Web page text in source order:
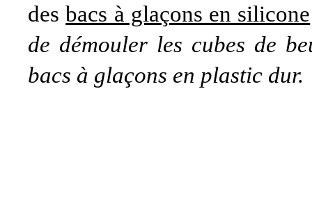
desbacs à glaçons en silicone
de démouler les cubes de
bacs à glaçons en plastic dur.